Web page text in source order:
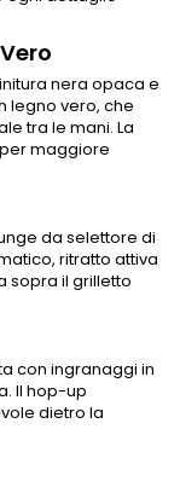
nera opaca e
legno vero, che
tra le mani. La
maggiore
da selettore di
ritratto attiva
sopra il grilletto
con ingranaggi in
Il hop-up
dietro la